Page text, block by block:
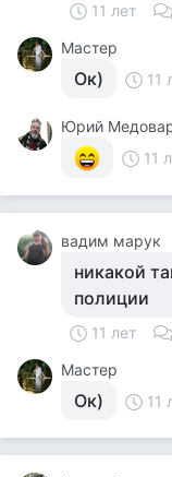
11 лет
Мастер
Ок) 11
Юрий
11
вадим марук
никакой
полиции
11 лет
Мастер
Ок) 11